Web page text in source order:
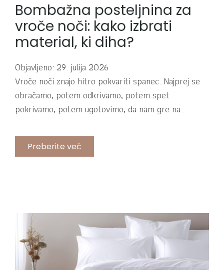
Bombažna posteljnina za
vroče noči: kako izbrati
material, ki diha?
Objavljeno: 29. julija 2026
Vroče noči znajo hitro pokvariti spanec. Najprej se
obračamo, potem odkrivamo, potem spet
pokrivamo, potem ugotovimo, da nam gre na…
Preberite več